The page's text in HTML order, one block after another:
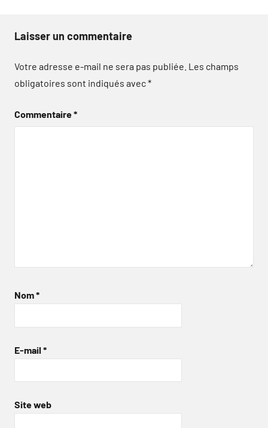
Laisser un commentaire
Votre adresse e-mail ne sera pas publiée. Les champs
obligatoires sont indiqués avec*
Commentaire*
Nom*
E-mail *
Site web